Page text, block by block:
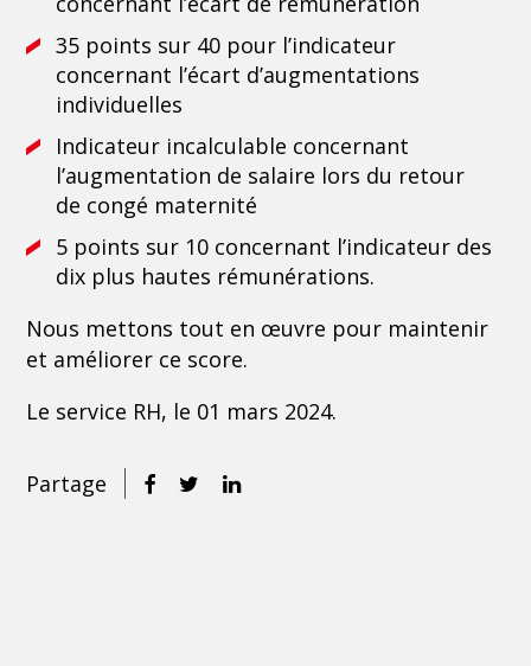
35 points sur 40 pour l’indicateur
concernant l’écart d’augmentations
individuelles
Indicateur incalculable concernant
l’augmentation de salaire lors du retour
de congé maternité
5 points sur 10 concernant l’indicateur des
dix plus hautes rémunérations.
Nous mettons tout en œuvre pour maintenir
et améliorer ce score.
Le service RH, le 01 mars 2024.
Partage